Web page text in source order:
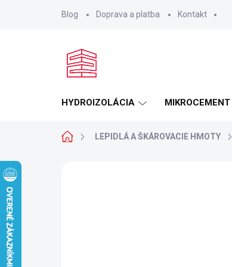
Blog Doprava a platba Kontakt
HYDROIZOLÁCIA MIKROCEMENT
DomovLEPIDLÁ A ŠKÁROVACIE HMOTY